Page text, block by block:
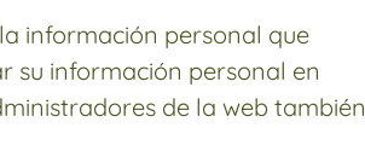
información personal que
su información personal en
de la web también